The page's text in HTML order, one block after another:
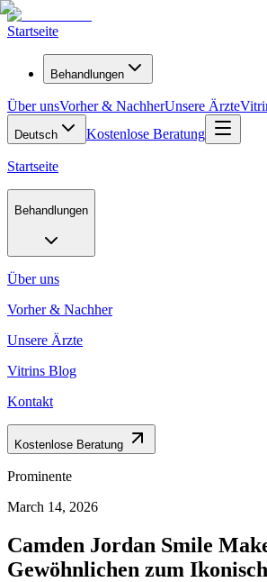
Startseite
Behandlungen
Über unsVorher & NachherUnsere Ärzte
Deutsch Kostenlose Beratung
Startseite
Behandlungen
Über uns
Vorher & Nachher
Unsere Ärzte
Vitrins Blog
Kontakt
Kostenlose Beratung
Prominente
March 14, 2026
Camden Jordan Smile
Gewöhnlichen zum